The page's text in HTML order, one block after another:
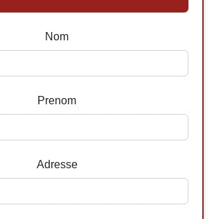
Nom
Prenom
Adresse